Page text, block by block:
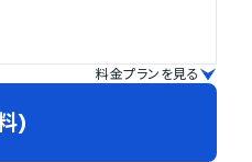
料金プランを見る
)